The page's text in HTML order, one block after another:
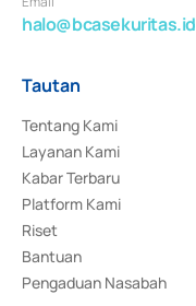
halo@bcasekuritas.id
Tautan
Tentang Kami
Layanan Kami
Kabar Terbaru
Platform Kami
Riset
Bantuan
Pengaduan Nasabah